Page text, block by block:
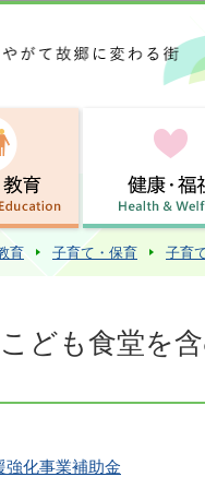
この
育 子育て・保育 子育
ども食堂を
強化事業補助金